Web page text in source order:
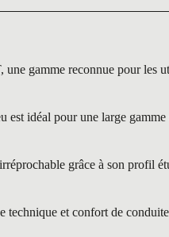
gamme reconnue pour les
idéal pour une large
grâce à son profil
et confort de